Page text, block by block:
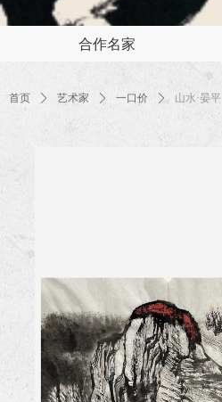
合作名家
首页 ꄲ 艺术家 ꄲ 一口价 ꄲ 山水·晏平